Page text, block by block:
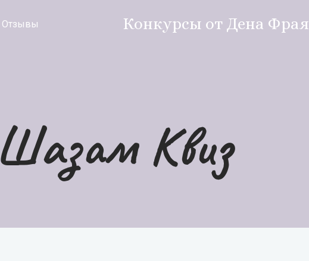
Отзывы Конкурсы от Дена Фрая
Шазам Квиз